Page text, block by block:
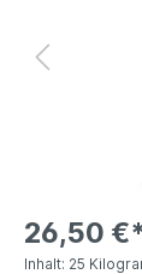
26,50
Inhalt: 25